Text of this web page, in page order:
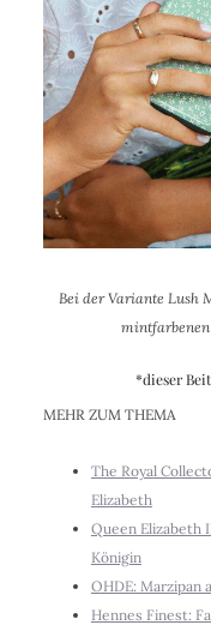
Bei der Variante Lush
*dieser
MEHR ZUM THEMA
The Royal
Elizabeth
Queen Elizabeth
Königin
OHDE: Marzipan
Hennes Finest: